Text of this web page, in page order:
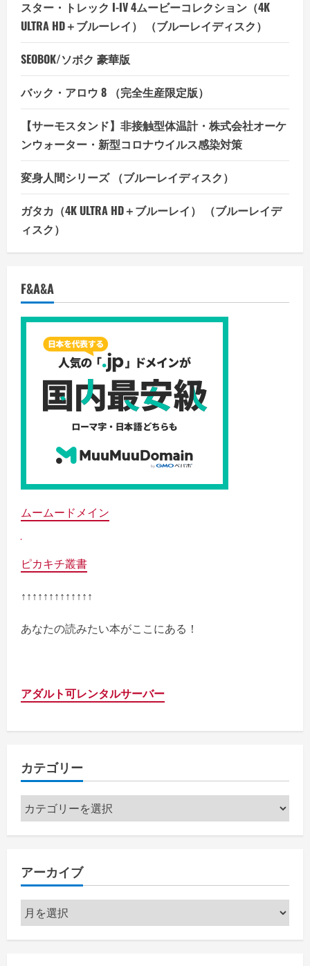
スター・トレック I-IV 4ムービーコレクション（4K
ULTRA HD＋ブルーレイ） （ブルーレイディスク）
SEOBOK/ソボク 豪華版
バック・アロウ 8 （完全生産限定版）
【サーモスタンド】非接触型体温計・株式会社オーケ
ンウォーター・新型コロナウイルス感染対策
変身人間シリーズ （ブルーレイディスク）
ガタカ（4K ULTRA HD＋ブルーレイ） （ブルーレイデ
ィスク）
F&A&A
ムームードメイン
ピカキチ叢書
↑↑↑↑↑↑↑↑↑↑↑↑↑
あなたの読みたい本がここにある！
アダルト可レンタルサーバー
カテゴリー
カ
テ
ー
アーカイブ
ア
ー